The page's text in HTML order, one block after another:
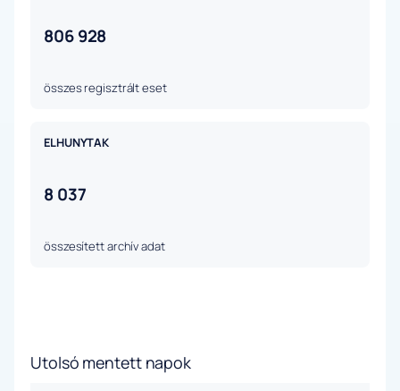
806 928
összes regisztrált eset
ELHUNYTAK
8 037
összesített archív adat
Utolsó mentett napok